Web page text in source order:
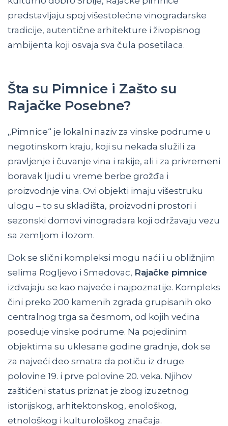
predstavljaju spoj višestolećne vinogradarske
tradicije, autentične arhitekture i živopisnog
ambijenta koji osvaja sva čula posetilaca.
Šta su Pimnice i Zašto su
Rajačke Posebne?
„Pimnice“ je lokalni naziv za vinske podrume u
negotinskom kraju, koji su nekada služili za
pravljenje i čuvanje vina i rakije, ali i za privremeni
boravak ljudi u vreme berbe grožđa i
proizvodnje vina. Ovi objekti imaju višestruku
ulogu – to su skladišta, proizvodni prostori i
sezonski domovi vinogradara koji održavaju vezu
sa zemljom i lozom.
Dok se slični kompleksi mogu naći i u obližnjim
selima Rogljevo i Smedovac, Rajačke pimnice
izdvajaju se kao najveće i najpoznatije. Kompleks
čini preko 200 kamenih zgrada grupisanih oko
centralnog trga sa česmom, od kojih većina
poseduje vinske podrume. Na pojedinim
objektima su uklesane godine gradnje, dok se
za najveći deo smatra da potiču iz druge
polovine 19. i prve polovine 20. veka. Njihov
zaštićeni status priznat je zbog izuzetnog
istorijskog, arhitektonskog, enološkog,
etnološkog i kulturološkog značaja.